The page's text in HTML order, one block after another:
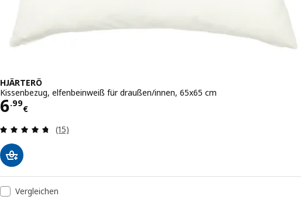
HJÄRTERÖ
Kissenbezug, elfenbeinweiß für draußen/innen, 65x65 cm
6.99
€
Preis 6.99€
Bewertungen: 4.7 von 5 Sternen. Bewertungen
(15)
Vergleichen